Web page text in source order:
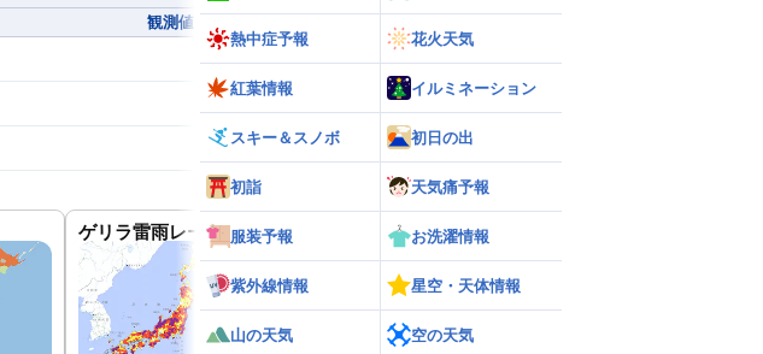
観測値
ゲリラ雷雨レーダー 世界の雨雲レーダー
熱中症予報 花火天気
紅葉情報 イルミネーション
スキー＆スノボ 初日の出
初詣 天気痛予報
服装予報 お洗濯情報
紫外線情報 星空・天体情報
山の天気 空の天気